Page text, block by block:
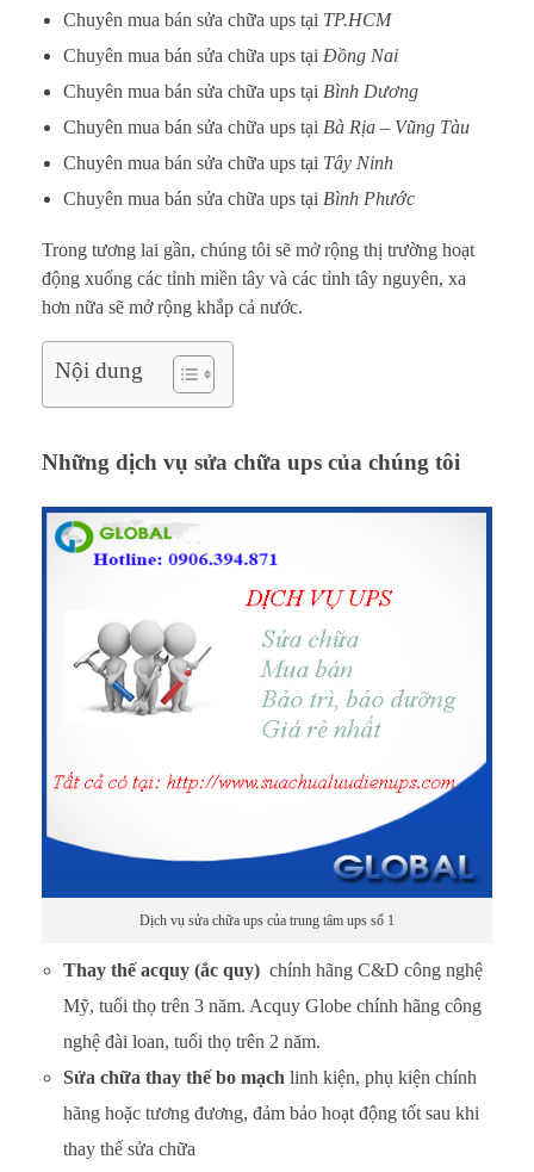
y
t
n
h
c
h
u
y
ê
n
n
i
á
Chuyên mua bán sửa chữa ups tại TP.HCM
Chuyên mua bán sửa chữa ups tại Đồng Nai
Chuyên mua bán sửa chữa ups tại Bình Dương
Chuyên mua bán sửa chữa ups tại Bà Rịa – Vũng Tàu
Chuyên mua bán sửa chữa ups tại Tây Ninh
Chuyên mua bán sửa chữa ups tại Bình Phước
Trong tương lai gần, chúng tôi sẽ mở rộng thị trường hoạt
động xuống các tỉnh miền tây và các tỉnh tây nguyên, xa
hơn nữa sẽ mở rộng khắp cả nước.
Nội dung
Những dịch vụ sửa chữa ups của chúng tôi
Dịch vụ sửa chữa ups của trung tâm ups số 1
Thay thế acquy (ắc quy)chính hãng C&D công nghệ
Mỹ, tuổi thọ trên 3 năm. Acquy Globe chính hãng công
nghệ đài loan, tuổi thọ trên 2 năm.
Sửa chữa thay thế bo mạch linh kiện, phụ kiện chính
hãng hoặc tương đương, đảm bảo hoạt động tốt sau khi
thay thế sửa chữa